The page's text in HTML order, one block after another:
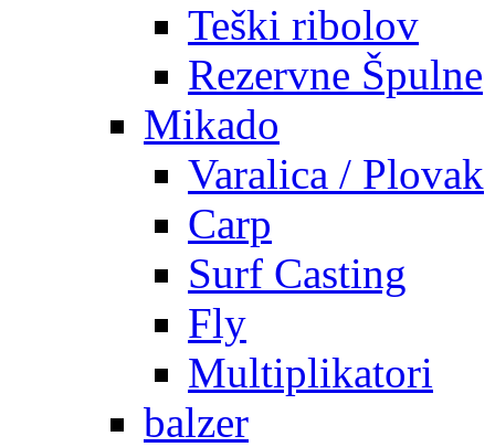
Teški ribolov
Rezervne Špulne
Mikado
Varalica / Plovak
Carp
Surf Casting
Fly
Multiplikatori
balzer